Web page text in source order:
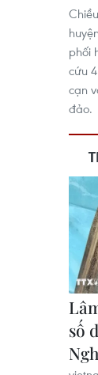
phối
cứu
cạn
đảo.